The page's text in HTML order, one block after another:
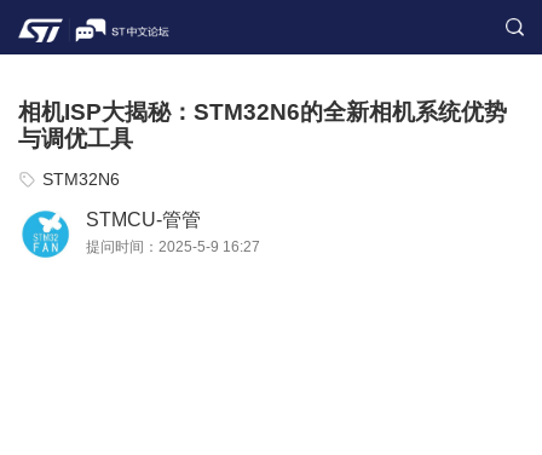
相机ISP大揭秘：STM32N6的全新相机系统优势
与调优工具
STM32N6
STMCU-管管
提问时间：2025-5-9 16:27